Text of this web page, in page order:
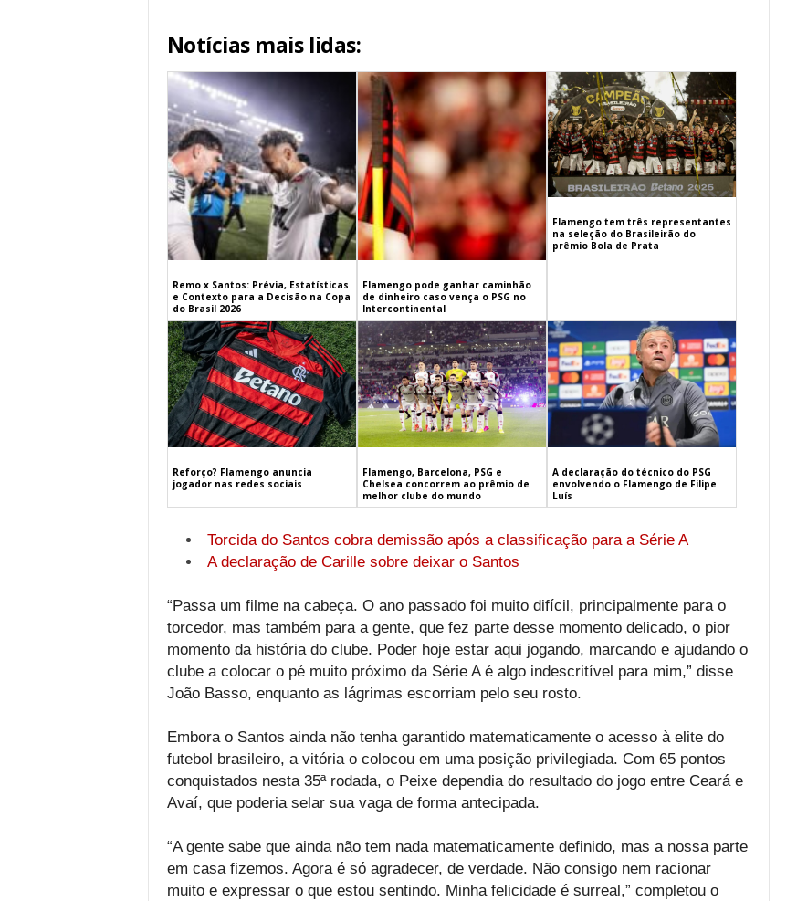
Notícias mais lidas:
Remo x Santos: Prévia, Estatísticas
e Contexto para a Decisão na Copa
do Brasil 2026
Flamengo pode ganhar caminhão
de dinheiro caso vença o PSG no
Intercontinental
Flamengo tem três representantes
na seleção do Brasileirão do
prêmio Bola de Prata
Reforço? Flamengo anuncia
jogador nas redes sociais
Flamengo, Barcelona, PSG e
Chelsea concorrem ao prêmio de
melhor clube do mundo
A declaração do técnico do PSG
envolvendo o Flamengo de Filipe
Luís
Torcida do Santos cobra demissão após a classificação para a Série A
A declaração de Carille sobre deixar o Santos
“Passa um filme na cabeça. O ano passado foi muito difícil, principalmente para o
torcedor, mas também para a gente, que fez parte desse momento delicado, o pior
momento da história do clube. Poder hoje estar aqui jogando, marcando e ajudando o
clube a colocar o pé muito próximo da Série A é algo indescritível para mim,” disse
João Basso, enquanto as lágrimas escorriam pelo seu rosto.
Embora o Santos ainda não tenha garantido matematicamente o acesso à elite do
futebol brasileiro, a vitória o colocou em uma posição privilegiada. Com 65 pontos
conquistados nesta 35ª rodada, o Peixe dependia do resultado do jogo entre Ceará e
Avaí, que poderia selar sua vaga de forma antecipada.
“A gente sabe que ainda não tem nada matematicamente definido, mas a nossa parte
em casa fizemos. Agora é só agradecer, de verdade. Não consigo nem racionar
muito e expressar o que estou sentindo. Minha felicidade é surreal,” completou o